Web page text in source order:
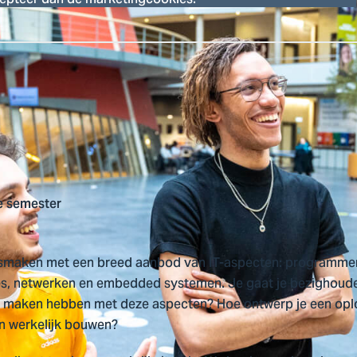
semester
met een breed aanbod van IT-aspecten:
netwerken en embedded systemen. Je gaat je
hebben met deze aspecten? Hoe ontwerp je een
werkelijk bouwen?